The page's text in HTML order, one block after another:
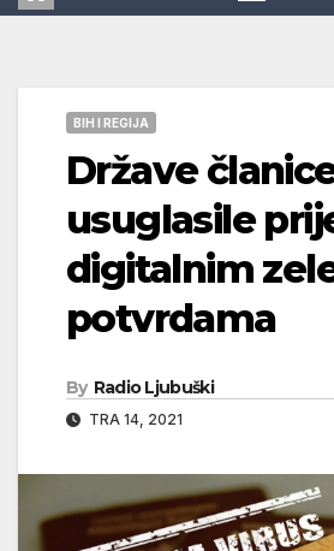
BIH I REGIJA
Države
usuglasile
digitalnim
potvrdama
By Radio Ljubuški
TRA 14, 2021